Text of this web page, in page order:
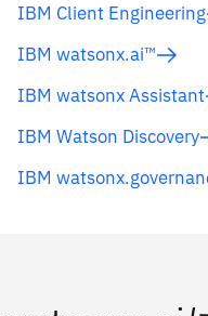
IBM Client Engineering
IBM watsonx.ai™
IBM watsonx Assistant
IBM Watson Discovery
IBM